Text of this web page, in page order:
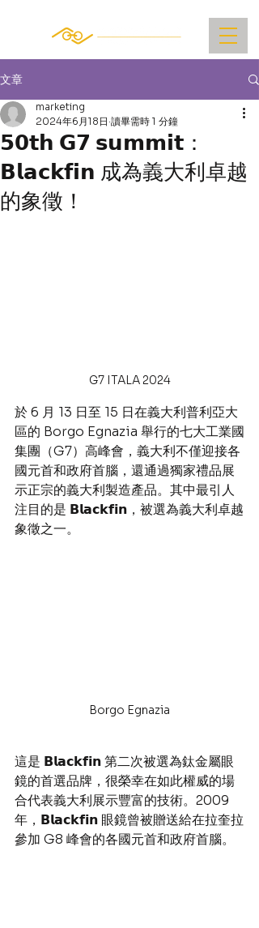
文章
𝟱𝟬𝘁𝗵 𝗚𝟳 𝘀𝘂𝗺𝗺𝗶𝘁：
𝗕𝗹𝗮𝗰𝗸𝗳𝗶𝗻 成為義大利卓越
的象徵！
marketing
2024年6月18日 讀畢需時 1 分鐘
G7 ITALA 2024
於 6 月 13 日至 15 日在義大利普利亞大
區的 Borgo Egnazia 舉行的七大工業國
集團（G7）高峰會，義大利不僅迎接各
國元首和政府首腦，還通過獨家禮品展
示正宗的義大利製造產品。其中最引人
注目的是 𝗕𝗹𝗮𝗰𝗸𝗳𝗶𝗻，被選為義大利卓越
象徵之一。
Borgo Egnazia
這是 𝗕𝗹𝗮𝗰𝗸𝗳𝗶𝗻 第二次被選為鈦金屬眼
鏡的首選品牌，很榮幸在如此權威的場
合代表義大利展示豐富的技術。2009
年，𝗕𝗹𝗮𝗰𝗸𝗳𝗶𝗻 眼鏡曾被贈送給在拉奎拉
參加 G8 峰會的各國元首和政府首腦。